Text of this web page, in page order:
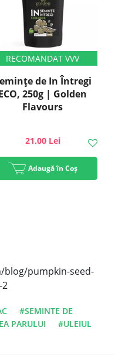
de In Întregi
250g | Golden
Flavours
21.00 Lei
Adaugă în Coș
pumpkin-seed-
#SEMINTE DE
PARULUI
#ULEIUL